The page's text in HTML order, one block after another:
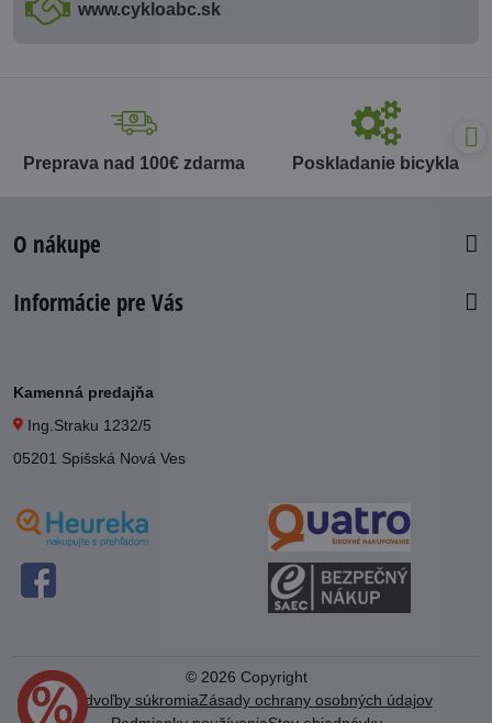
www​.cykloabc​.sk
Preprava nad 100€ zdarma Poskladanie bicykla
O nákupe
Informácie pre Vás
Kamenná predajňa
Ing.Straku 1232/5
05201 Spišská Nová Ves
© 2026 Copyright
Predvoľby súkromiaZásady ochrany osobných údajov